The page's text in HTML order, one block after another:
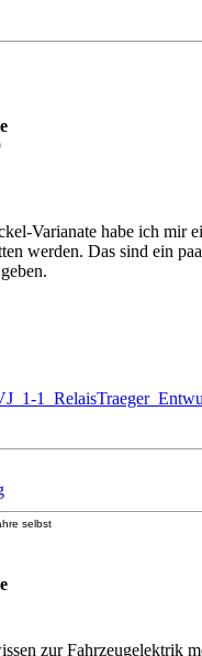
Varianate habe ich mir
werden. Das sind ein
selbst
zur Fahrzeugelektrik